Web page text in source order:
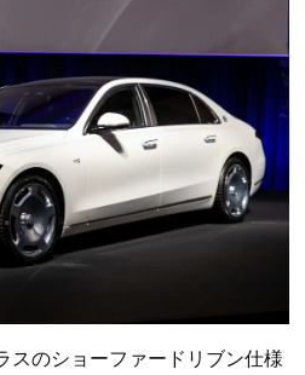
スのショーファードリブン仕様